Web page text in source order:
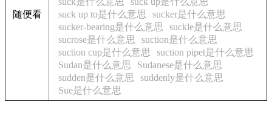
随便看
suck up to是什么意思
sucker是什么意思
sucker-bearing是什么意思
suckle是什么意思
sucrose是什么意思
suction是什么意思
suction cup是什么意思
suction pipet是什么意思
Sudan是什么意思
Sudanese是什么意思
sudden是什么意思
suddenly是什么意思
Sue是什么意思